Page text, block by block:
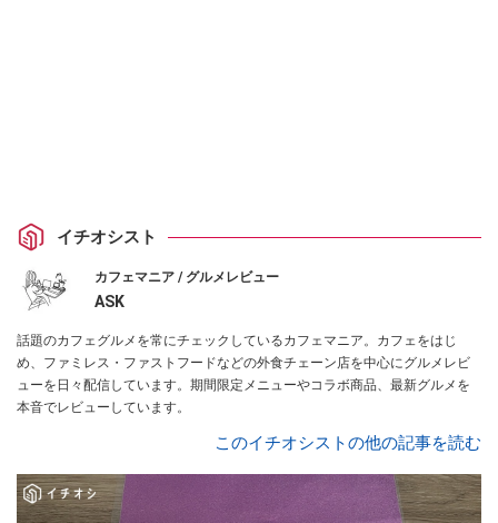
イチオシスト
カフェマニア / グルメレビュー
ASK
話題のカフェグルメを常にチェックしているカフェマニア。カフェをはじ
め、ファミレス・ファストフードなどの外食チェーン店を中心にグルメレビ
ューを日々配信しています。期間限定メニューやコラボ商品、最新グルメを
本音でレビューしています。
このイチオシストの他の記事を読む